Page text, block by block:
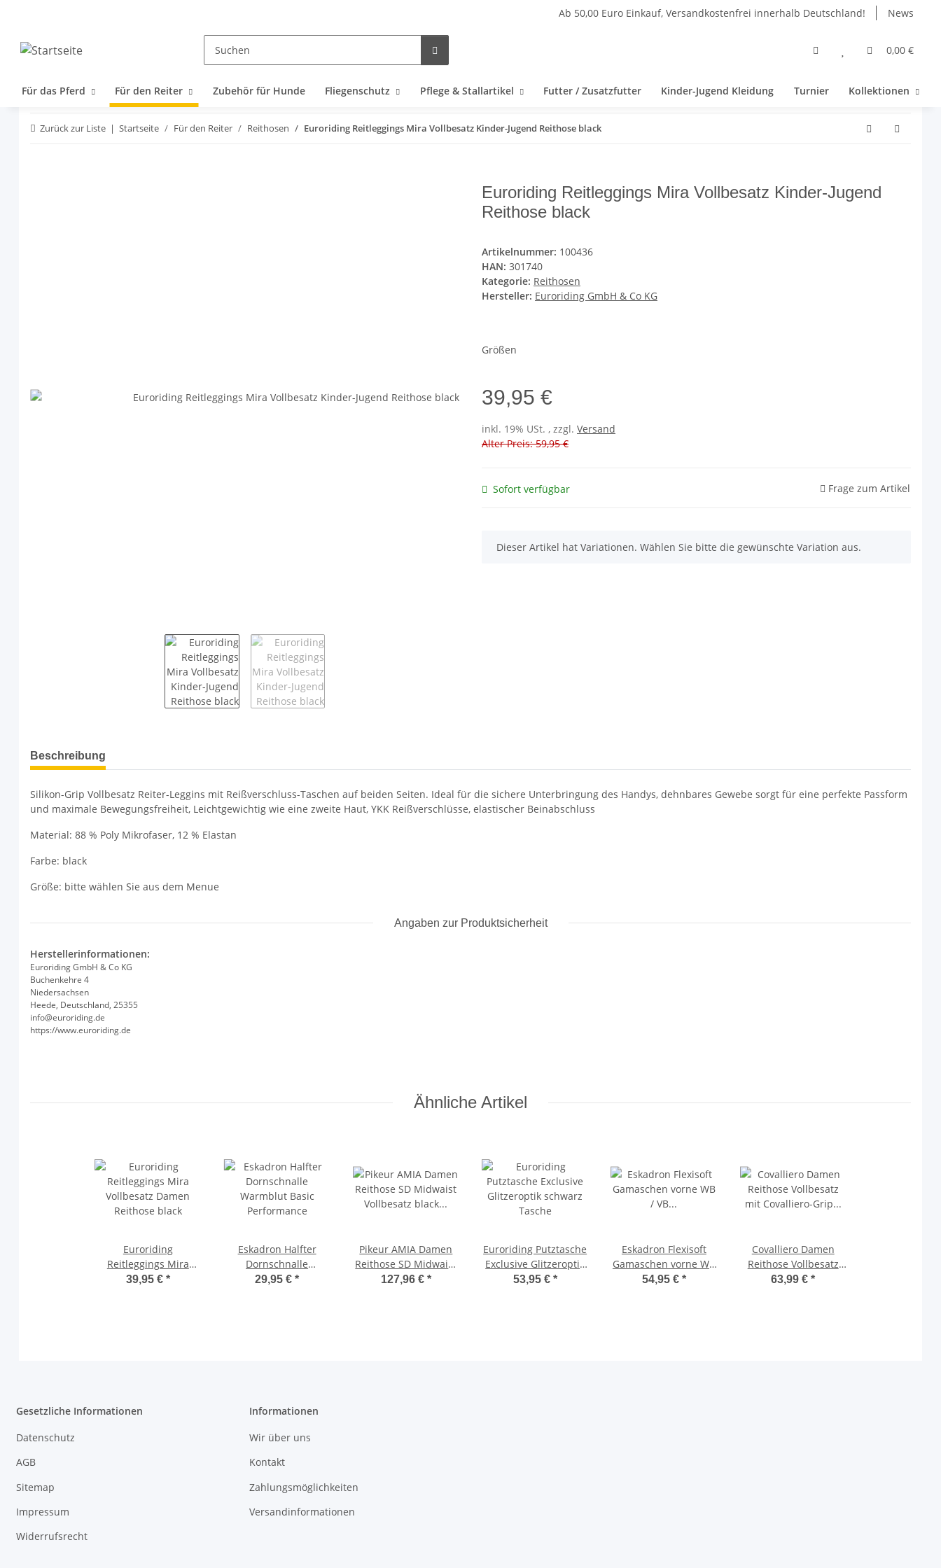
Ab 50,00 Euro Einkauf, Versandkostenfrei innerhalb Deutschland! News
0,00 €
Für das Pferd Für den Reiter Zubehör für Hunde Fliegenschutz Pflege & Stallartikel Futter / Zusatzfutter Kinder-Jugend Kleidung Turnier Kollektionen
Zurück zur Liste Startseite Für den Reiter Reithosen Euroriding Reitleggings Mira Vollbesatz Kinder-Jugend Reithose black
Euroriding Reitleggings Mira Vollbesatz Kinder-Jugend
Reithose black
Artikelnummer: 100436
HAN: 301740
Kategorie: Reithosen
Hersteller: Euroriding GmbH & Co KG
Größen
39,95 €
inkl. 19% USt. , zzgl. Versand
Alter Preis: 59,95 €
Sofort verfügbar Frage zum Artikel
x
Dieser Artikel hat Variationen. Wählen Sie bitte die gewünschte Variation aus.
weitere Registerkarten anzeigen
Beschreibung
Silikon-Grip Vollbesatz Reiter-Leggins mit Reißverschluss-Taschen auf beiden Seiten. Ideal für die sichere Unterbringung des Handys, dehnbares Gewebe sorgt für eine perfekte Passform
und maximale Bewegungsfreiheit, Leichtgewichtig wie eine zweite Haut, YKK Reißverschlüsse, elastischer Beinabschluss
Material: 88 % Poly Mikrofaser, 12 % Elastan
Farbe: black
Größe: bitte wählen Sie aus dem Menue
Angaben zur Produktsicherheit
Herstellerinformationen:
Euroriding GmbH & Co KG
Buchenkehre 4
Niedersachsen
Heede, Deutschland, 25355
info@euroriding.de
https://www.euroriding.de
Ähnliche Artikel
Euroriding
Reitleggings Mira
Vollbesatz Damen
39,95 € *
Eskadron Halfter
Dornschnalle
Warmblut Basic
29,95 €*
Pikeur AMIA Damen
Reithose SD Midwaist
Vollbesatz black FS
127,96 € *
Euroriding Putztasche
Exclusive Glitzeroptik
schwarz Tasche
53,95 € *
Eskadron Flexisoft
Gamaschen vorne WB
/ VB Einheitsgröße
54,95 € *
Covalliero Damen
Reithose Vollbesatz
mit Covalliero-Grip
63,99 €*
Gesetzliche Informationen
Datenschutz
AGB
Sitemap
Impressum
Widerrufsrecht
Informationen
Wir über uns
Kontakt
Zahlungsmöglichkeiten
Versandinformationen